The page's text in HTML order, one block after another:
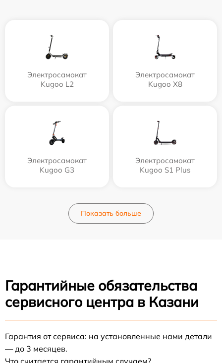
Электросамокат
Kugoo L2
Электросамокат
Kugoo X8
Электросамокат
Kugoo G3
Электросамокат
Kugoo S1 Plus
Показать больше
Гарантийные обязательства
сервисного центра в Казани
Гарантия от сервиса: на установленные нами детали
— до 3 месяцев.
Что считается гарантийным случаем?